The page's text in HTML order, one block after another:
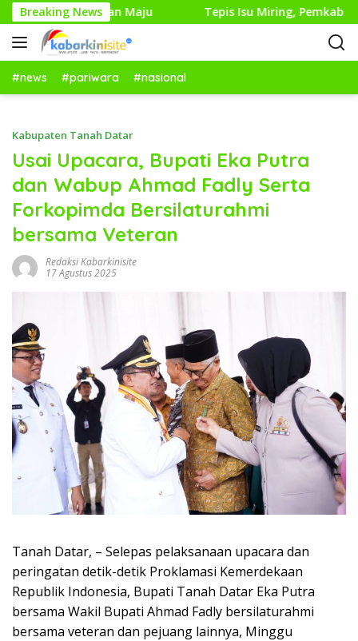
a
g
u
Breaking News
Perubahan Maju Tepis Isu Miring, Pemkab
#news #pariwara #nasional
Kabupaten Tanah Datar
Usai Upacara, Bupati Eka Putra
dan Wabup Ahmad Fadly Serta
Forkopimda Bersilaturahmi
bersama Veteran
Redaksi Kabarkinisite
17 Agustus 2025
Tanah Datar, – Selepas pelaksanaan upacara dan
peringatan detik-detik Proklamasi Kemerdekaan
Republik Indonesia, Bupati Tanah Datar Eka Putra
bersama Wakil Bupati Ahmad Fadly bersilaturahmi
bersama veteran dan pejuang lainnya, Minggu